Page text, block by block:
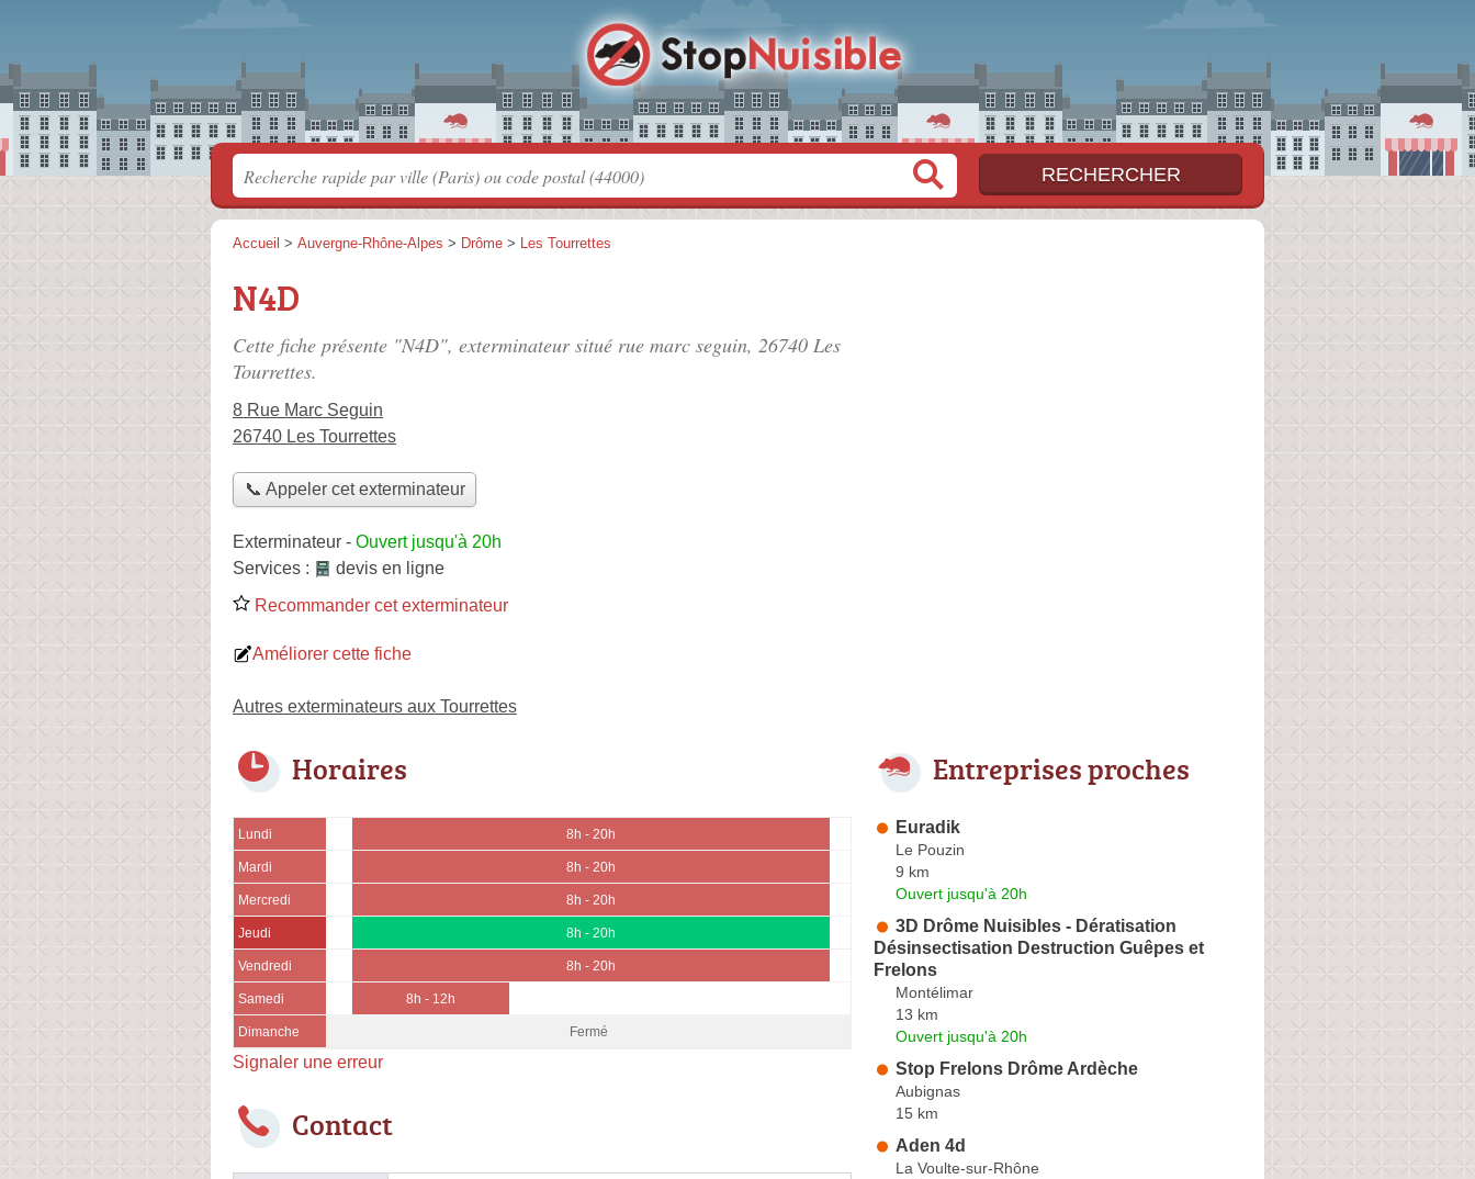
Accueil > Auvergne-Rhône-Alpes > Drôme > Les Tourrettes
N4D
Cette fiche présente "N4D", exterminateur situé rue marc seguin, 26740 Les
Tourrettes.
8 Rue Marc Seguin
26740 Les Tourrettes
📞 Appeler cet exterminateur
Exterminateur - Ouvert jusqu'à 20h
Services :
devis en ligne
Recommander cet exterminateur
Améliorer cette fiche
Autres exterminateurs aux Tourrettes
Horaires
Lundi 8h - 20h
Mardi 8h - 20h
Mercredi 8h - 20h
Jeudi 8h - 20h
Vendredi 8h - 20h
Samedi 8h - 12h
Dimanche Fermé
Signaler une erreur
Contact
Entreprises proches
Euradik
Le Pouzin
9 km
Ouvert jusqu'à 20h
3D Drôme Nuisibles - Dératisation
Désinsectisation Destruction Guêpes et
Frelons
Montélimar
13 km
Ouvert jusqu'à 20h
Stop Frelons Drôme Ardèche
Aubignas
15 km
Aden 4d
La Voulte-sur-Rhône